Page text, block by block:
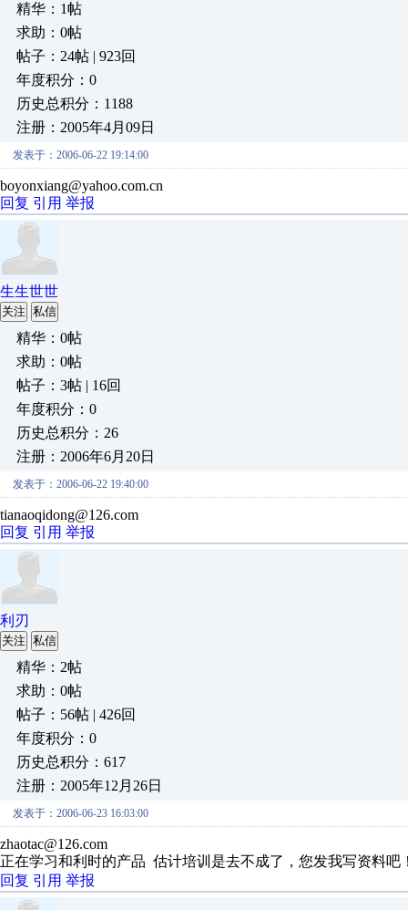
精华：1帖
求助：0帖
帖子：24帖 | 923回
年度积分：0
历史总积分：1188
注册：2005年4月09日
发表于：2006-06-22 19:14:00
boyonxiang@yahoo.com.cn
回复 引用 举报
生生世世
关注 私信
精华：0帖
求助：0帖
帖子：3帖 | 16回
年度积分：0
历史总积分：26
注册：2006年6月20日
发表于：2006-06-22 19:40:00
tianaoqidong@126.com
回复 引用 举报
利刃
关注 私信
精华：2帖
求助：0帖
帖子：56帖 | 426回
年度积分：0
历史总积分：617
注册：2005年12月26日
发表于：2006-06-23 16:03:00
zhaotac@126.com
正在学习和利时的产品 估计培训是去不成了，您发我写资料吧
回复 引用 举报